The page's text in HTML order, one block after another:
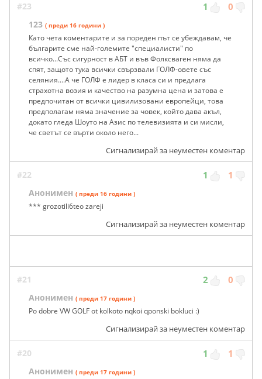
#23 1 0
123 ( преди 16 години )
Като чета коментарите и за пореден път се убеждавам, че
българите сме най-големите "специалисти" по
всичко...Със сигурност в АБТ и във Фолксваген няма да
спят, защото тука всички свързвали ГОЛФ-овете със
селяния....А че ГОЛФ е лидер в класа си и предлага
страхотна возия и качество на разумна цена и затова е
предпочитан от всички цивилизовани европейци, това
предполагам няма значение за човек, който дава акъл,
докато гледа Шоуто на Азис по телевизията и си мисли,
че светът се върти около него...
Сигнализирай за неуместен коментар
#22 1 1
Анонимен ( преди 16 години )
*** grozotili6teo zareji
Сигнализирай за неуместен коментар
#21 2 0
Анонимен ( преди 17 години )
Po dobre VW GOLF ot kolkoto nqkoi qponski bokluci :)
Сигнализирай за неуместен коментар
#20 1 1
Анонимен ( преди 17 години )